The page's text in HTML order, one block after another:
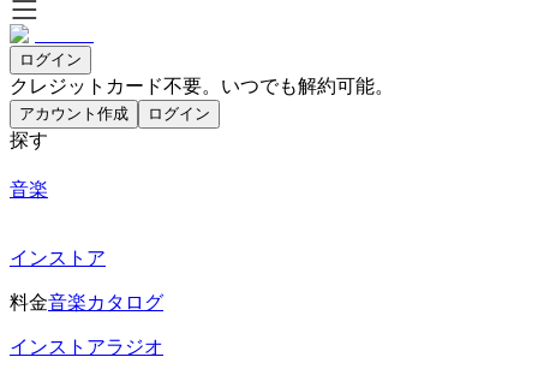
ログイン
クレジットカード不要。いつでも解約可能。
アカウント作成 ログイン
探す
音楽
インストア
料金音楽カタログ
インストアラジオ